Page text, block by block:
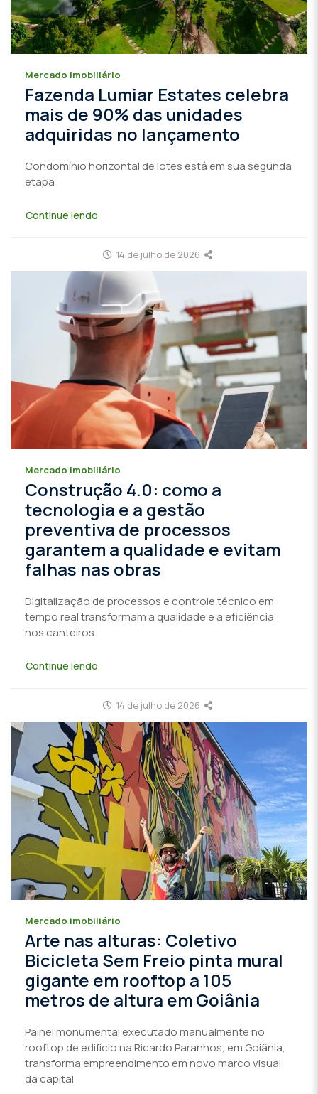
Mercado imobiliário
Fazenda Lumiar Estates celebra
mais de 90% das unidades
adquiridas no lançamento
Condomínio horizontal de lotes está em sua segunda
etapa
Continue lendo
14 de julho de 2026
Mercado imobiliário
Construção 4.0: como a
tecnologia e a gestão
preventiva de processos
garantem a qualidade e evitam
falhas nas obras
Digitalização de processos e controle técnico em
tempo real transformam a qualidade e a eficiência
nos canteiros
Continue lendo
14 de julho de 2026
Mercado imobiliário
Arte nas alturas: Coletivo
Bicicleta Sem Freio pinta mural
gigante em rooftop a 105
metros de altura em Goiânia
Painel monumental executado manualmente no
rooftop de edifício na Ricardo Paranhos, em Goiânia,
transforma empreendimento em novo marco visual
da capital